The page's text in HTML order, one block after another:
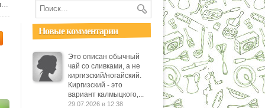
Новые комментарии
Это описан обычный
чай со сливками, а не
киргизский/ногайский.
Киргизский - это
вариант калмыцкого,...
29.07.2026 в 12:38